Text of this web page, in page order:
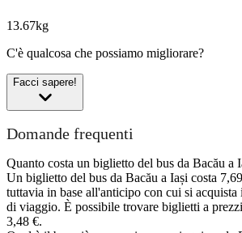
13.67kg
C'è qualcosa che possiamo migliorare?
Facci sapere!
Domande frequenti
Quanto costa un biglietto del bus da Bacău a
Un biglietto del bus da Bacău a Iași costa
tuttavia in base all'anticipo con cui si
di viaggio. È possibile trovare biglietti a
3,48 €.